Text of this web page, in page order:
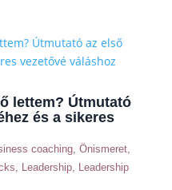
lettem? Útmutató
és a sikeres
coaching, Önismeret,
, Leadership, Leadership